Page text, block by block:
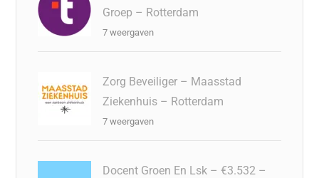
Groep – Rotterdam
7 weergaven
Zorg Beveiliger – Maasstad
Ziekenhuis – Rotterdam
7 weergaven
Docent Groen En Lsk – €3.532 –